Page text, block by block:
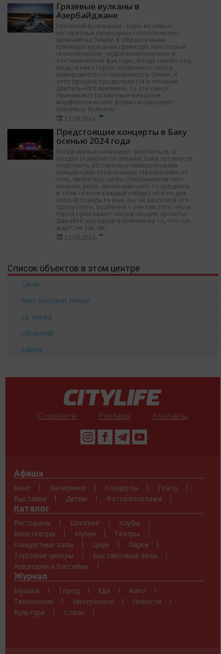
Грязевые вулканы в
Азербайджане
Грязевой вулканизм - одно из самых
интересных природных геологических
явлений на Земле. К образованию
грязевых вулканов приводят некоторые
геологические, гидрогеологические и
тектонические факторы. Когда смеси газа,
воды и некоторых осадочных пород
извергаются на поверхность Земли, и
этот процесс продолжается в течение
длительного времени, то эти смеси
принимают различные внешние
морфологические формы и образуют
грязевые вулканы.
12.09.2024
Предстоящие концерты в Баку
осенью 2024 года
Когда листья начинают золотиться, а
воздух становится свежим, Баку готовится
подогреть обстановку невероятными
концертами этой осенью. Независимо от
того, являетесь ли вы поклонником поп-
музыки, рока, джаза или чего-то среднего,
в этом сезоне каждый найдет что-то для
себя. И поверьте мне, вы не захотите это
пропустить, особенно с учетом того, что в
город приезжают потрясающие артисты.
Давайте украдкой взглянем на то, что нас
ждет, не так ли?
12.09.2024
Список объектов в этом центре
Lavas
Nani Georgian House
La Marea
Ultraviolet
Sabina
О проекте Реклама Контакты
Афиша
Кино Вечеринки Концерты
Театр
Выставки
Детям Фоторепортажи
Каталог
Рестораны Шоппинг
Клубы
Кинотеатры
Музеи
Театры
Концертные залы
Цирк
Парки
Торговые центры
Выставочные залы
Аквапарки и бассейны
Журнал
Музыка Город Еда
Кино
Технологии
Интересное
Новости
Культура
Стиль